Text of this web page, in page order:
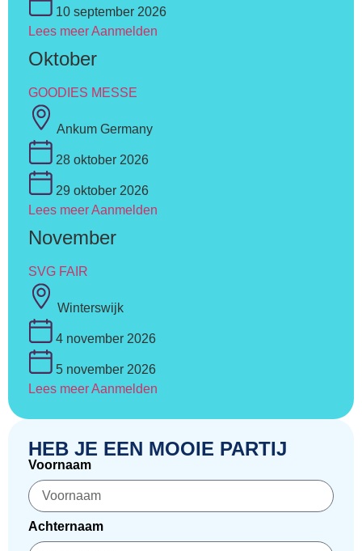
10 september 2026
Lees meerAanmelden
Oktober
GOODIES MESSE
Ankum Germany
28 oktober 2026
29 oktober 2026
Lees meerAanmelden
November
SVG FAIR
Winterswijk
4 november 2026
5 november 2026
Lees meerAanmelden
HEB JE EEN MOOIE PARTIJ
Voornaam
Achternaam